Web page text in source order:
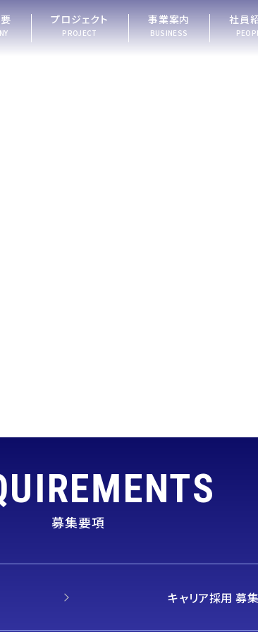
プロジェクト
PROJECT
事業案内
BUSINESS
社員
募集要項
キャリア採用 募